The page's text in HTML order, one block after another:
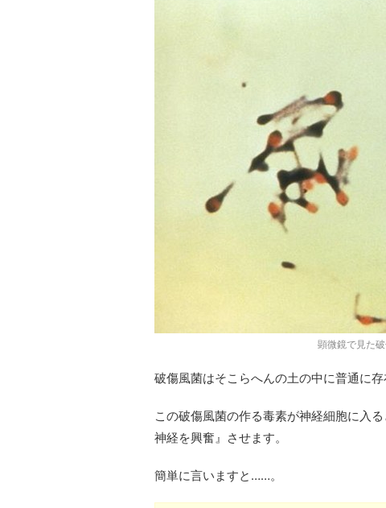
顕微鏡で見た
破傷風菌はそこらへんの土の中に普通に
この破傷風菌の作る毒素が神経細胞に入
神経を興奮』させます。
簡単に言いますと……。